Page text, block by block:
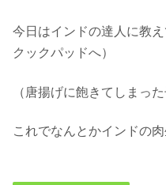
今日はインドの達人に教
クックパッドへ）
（唐揚げに飽きてしまっ
これでなんとかインドの